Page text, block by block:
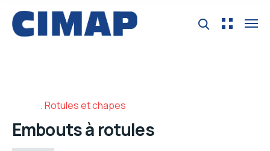
Rotules et chapes
Embouts à rotules